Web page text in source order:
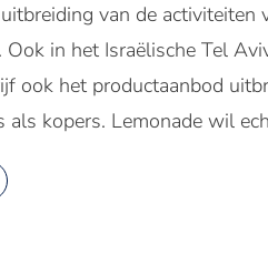
van de
Ook in het Israëlische Tel
ook het productaanbod
als kopers. Lemonade wil